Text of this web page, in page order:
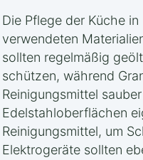
Die Pflege der Küche
verwendeten
sollten regelmäßig
schützen, während
Reinigungsmittel
Edelstahloberflächen
Reinigungsmittel, um
Elektrogeräte sollten